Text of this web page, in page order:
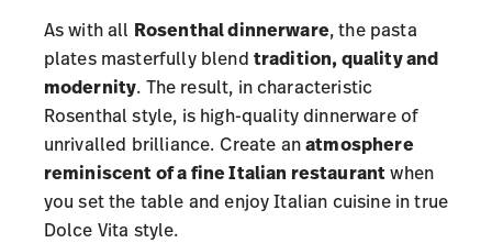
As with all Rosenthal dinnerware, the pasta
plates masterfully blend tradition, quality and
modernity. The result, in characteristic
Rosenthal style, is high-quality dinnerware of
unrivalled brilliance. Create anatmosphere
reminiscent of a fine Italian restaurantwhen
you set the table and enjoy Italian cuisine in true
Dolce Vita style.